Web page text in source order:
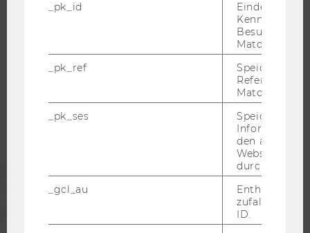
_pk_id
Eindeutige
Besuchers
Matomo.
_pk_ref
Speicherung
Referrers
Matomo.
_pk_ses
Speicherung
den aktuellen
durch
_gcl_au
Enthält eine
ID.